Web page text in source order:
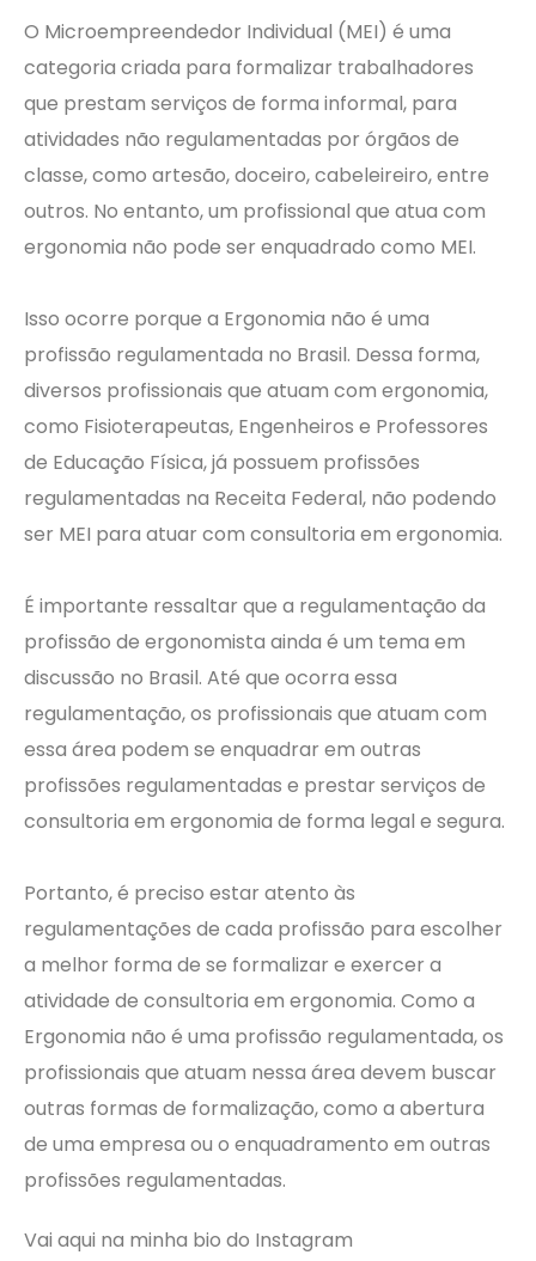
O Microempreendedor Individual (MEI) é uma
categoria criada para formalizar trabalhadores
que prestam serviços de forma informal, para
atividades não regulamentadas por órgãos de
classe, como artesão, doceiro, cabeleireiro, entre
outros. No entanto, um profissional que atua com
ergonomia não pode ser enquadrado como MEI.
Isso ocorre porque a Ergonomia não é uma
profissão regulamentada no Brasil. Dessa forma,
diversos profissionais que atuam com ergonomia,
como Fisioterapeutas, Engenheiros e Professores
de Educação Física, já possuem profissões
regulamentadas na Receita Federal, não podendo
ser MEI para atuar com consultoria em ergonomia.
É importante ressaltar que a regulamentação da
profissão de ergonomista ainda é um tema em
discussão no Brasil. Até que ocorra essa
regulamentação, os profissionais que atuam com
essa área podem se enquadrar em outras
profissões regulamentadas e prestar serviços de
consultoria em ergonomia de forma legal e segura.
Portanto, é preciso estar atento às
regulamentações de cada profissão para escolher
a melhor forma de se formalizar e exercer a
atividade de consultoria em ergonomia. Como a
Ergonomia não é uma profissão regulamentada, os
profissionais que atuam nessa área devem buscar
outras formas de formalização, como a abertura
de uma empresa ou o enquadramento em outras
profissões regulamentadas.
Vai aqui na minha bio do Instagram